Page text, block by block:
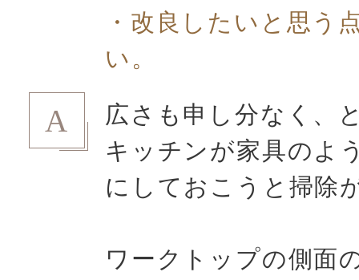
・改良したいと思う
い。
A
広さも申し分なく、
キッチンが家具のよ
にしておこうと掃除
ワークトップの側面